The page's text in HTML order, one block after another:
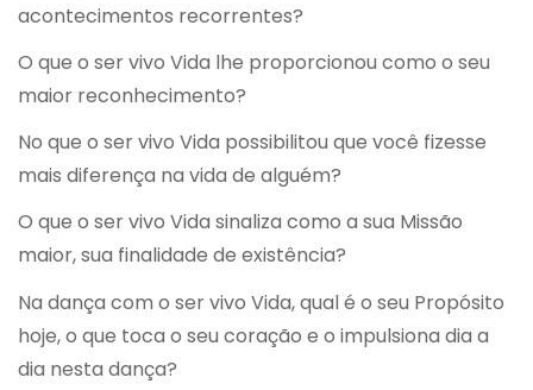
acontecimentos recorrentes?
O que o ser vivo Vida lhe proporcionou como o seu
maior reconhecimento?
No que o ser vivo Vida possibilitou que você fizesse
mais diferença na vida de alguém?
O que o ser vivo Vida sinaliza como a sua Missão
maior, sua finalidade de existência?
Na dança com o ser vivo Vida, qual é o seu Propósito
hoje, o que toca o seu coração e o impulsiona dia a
dia nesta dança?